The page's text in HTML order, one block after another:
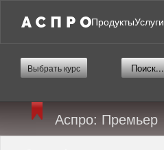
ПродуктыУслуги
Выбрать курс
Аспро: Премьер